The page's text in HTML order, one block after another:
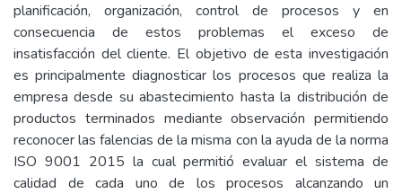
planificación, organización, control de procesos y en
consecuencia de estos problemas el exceso de
insatisfacción del cliente. El objetivo de esta investigación
es principalmente diagnosticar los procesos que realiza la
empresa desde su abastecimiento hasta la distribución de
productos terminados mediante observación permitiendo
reconocer las falencias de la misma con la ayuda de la norma
ISO 9001 2015 la cual permitió evaluar el sistema de
calidad de cada uno de los procesos alcanzando un